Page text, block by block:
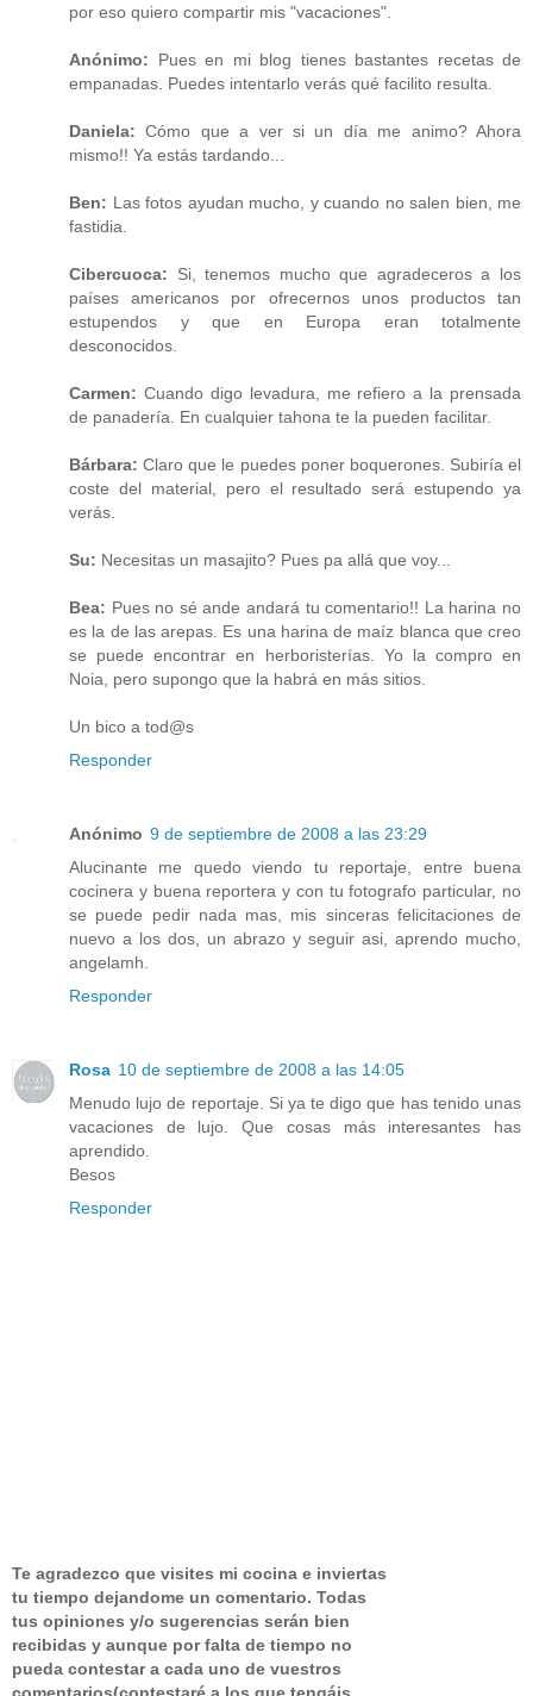
por eso quiero compartir mis "vacaciones".
Anónimo: Pues en mi blog tienes bastantes recetas de
empanadas. Puedes intentarlo verás qué facilito resulta.
Daniela: Cómo que a ver si un día me animo? Ahora
mismo!! Ya estás tardando...
Ben: Las fotos ayudan mucho, y cuando no salen bien, me
fastidia.
Cibercuoca: Si, tenemos mucho que agradeceros a los
países americanos por ofrecernos unos productos tan
estupendos y que en Europa eran totalmente
desconocidos.
Carmen: Cuando digo levadura, me refiero a la prensada
de panadería. En cualquier tahona te la pueden facilitar.
Bárbara: Claro que le puedes poner boquerones. Subiría el
coste del material, pero el resultado será estupendo ya
verás.
Su: Necesitas un masajito? Pues pa allá que voy...
Bea: Pues no sé ande andará tu comentario!! La harina no
es la de las arepas. Es una harina de maíz blanca que creo
se puede encontrar en herboristerías. Yo la compro en
Noia, pero supongo que la habrá en más sitios.
Un bico a tod@s
Responder
Anónimo 9 de septiembre de 2008 a las 23:29
Alucinante me quedo viendo tu reportaje, entre buena
cocinera y buena reportera y con tu fotografo particular, no
se puede pedir nada mas, mis sinceras felicitaciones de
nuevo a los dos, un abrazo y seguir asi, aprendo mucho,
angelamh.
Responder
Rosa 10 de septiembre de 2008 a las 14:05
Menudo lujo de reportaje. Si ya te digo que has tenido unas
vacaciones de lujo. Que cosas más interesantes has
aprendido.
Besos
Responder
Te agradezco que visites mi cocina e inviertas
tu tiempo dejandome un comentario. Todas
tus opiniones y/o sugerencias serán bien
recibidas y aunque por falta de tiempo no
pueda contestar a cada uno de vuestros